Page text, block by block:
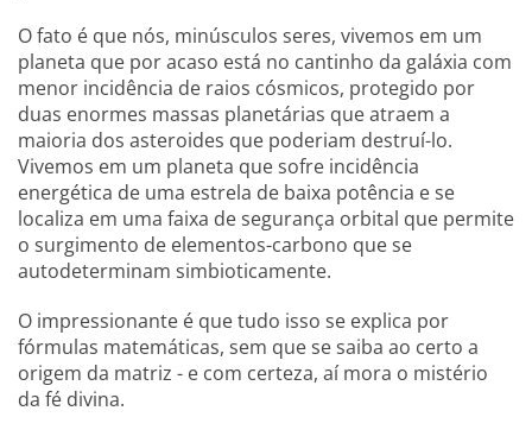
O fato é que nós, minúsculos seres, vivemos em um
planeta que por acaso está no cantinho da galáxia com
menor incidência de raios cósmicos, protegido por
duas enormes massas planetárias que atraem a
maioria dos asteroides que poderiam destruí-lo.
Vivemos em um planeta que sofre incidência
energética de uma estrela de baixa potência e se
localiza em uma faixa de segurança orbital que permite
o surgimento de elementos-carbono que se
autodeterminam simbioticamente.
O impressionante é que tudo isso se explica por
fórmulas matemáticas, sem que se saiba ao certo a
origem da matriz - e com certeza, aí mora o mistério
da fé divina.